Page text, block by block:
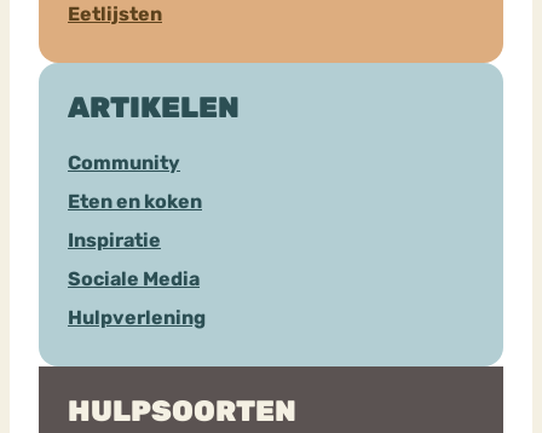
Eetlijsten
ARTIKELEN
Community
Eten en koken
Inspiratie
Sociale Media
Hulpverlening
HULPSOORTEN